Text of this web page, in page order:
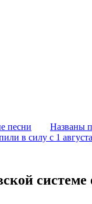
песни Названы
в силу с 1 августа